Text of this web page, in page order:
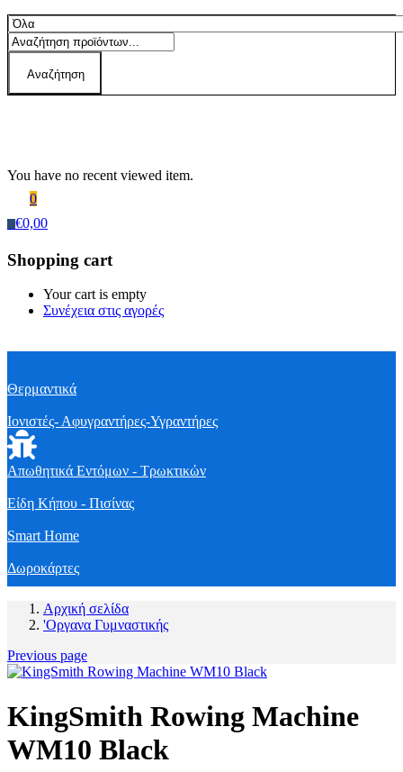
Αναζήτηση
You have no recent viewed item.
0
€0,00
Shopping cart
Your cart is empty
Συνέχεια στις αγορές
Θερμαντικά
Ιονιστές- Αφυγραντήρες-Υγραντήρες
Απωθητικά Εντόμων - Τρωκτικών
Είδη Κήπου - Πισίνας
Smart Home
Δωροκάρτες
Αρχική σελίδα
'Οργανα Γυμναστικής
Previous page
KingSmith Rowing Machine
WM10 Black